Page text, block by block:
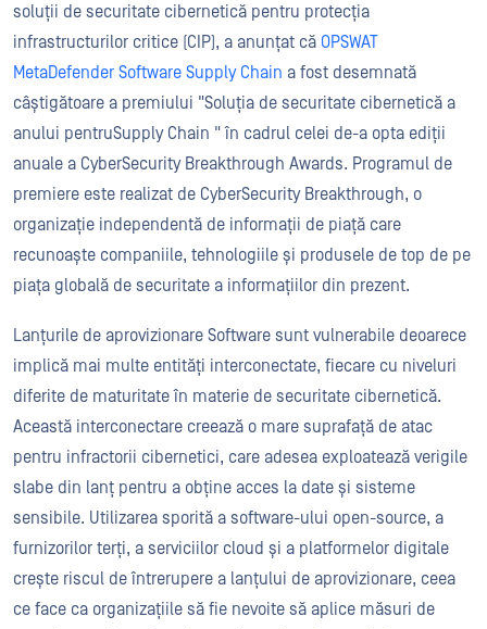
soluții de securitate cibernetică pentru protecția
infrastructurilor critice (CIP), a anunțat că OPSWAT
MetaDefender Software Supply Chain a fost desemnată
câștigătoare a premiului "Soluția de securitate cibernetică a
anului pentruSupply Chain " în cadrul celei de-a opta ediții
anuale a CyberSecurity Breakthrough Awards. Programul de
premiere este realizat de CyberSecurity Breakthrough, o
organizație independentă de informații de piață care
recunoaște companiile, tehnologiile și produsele de top de pe
piața globală de securitate a informațiilor din prezent.
Lanțurile de aprovizionare Software sunt vulnerabile deoarece
implică mai multe entități interconectate, fiecare cu niveluri
diferite de maturitate în materie de securitate cibernetică.
Această interconectare creează o mare suprafață de atac
pentru infractorii cibernetici, care adesea exploatează verigile
slabe din lanț pentru a obține acces la date și sisteme
sensibile. Utilizarea sporită a software-ului open-source, a
furnizorilor terți, a serviciilor cloud și a platformelor digitale
crește riscul de întrerupere a lanțului de aprovizionare, ceea
ce face ca organizațiile să fie nevoite să aplice măsuri de